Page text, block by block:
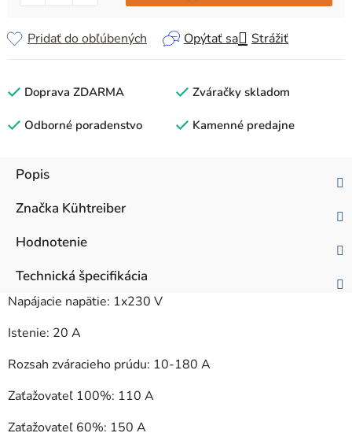
Opýtať sa Strážiť
Pridať do obľúbených
Doprava ZDARMA Zváračky skladom
Odborné poradenstvo Kamenné predajne
Popis
Značka Kühtreiber
Hodnotenie
Technická špecifikácia
Napájacie napätie: 1x230 V
Istenie: 20 A
Rozsah zváracieho prúdu: 10-180 A
Zaťažovateľ 100%: 110 A
Zaťažovateľ 60%: 150 A